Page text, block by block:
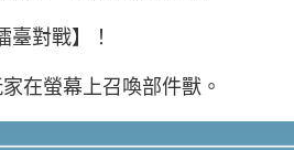
對戰】！
在螢幕上召喚部件獸。